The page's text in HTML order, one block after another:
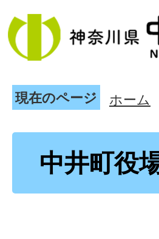
現在のページ ホーム
中井町役